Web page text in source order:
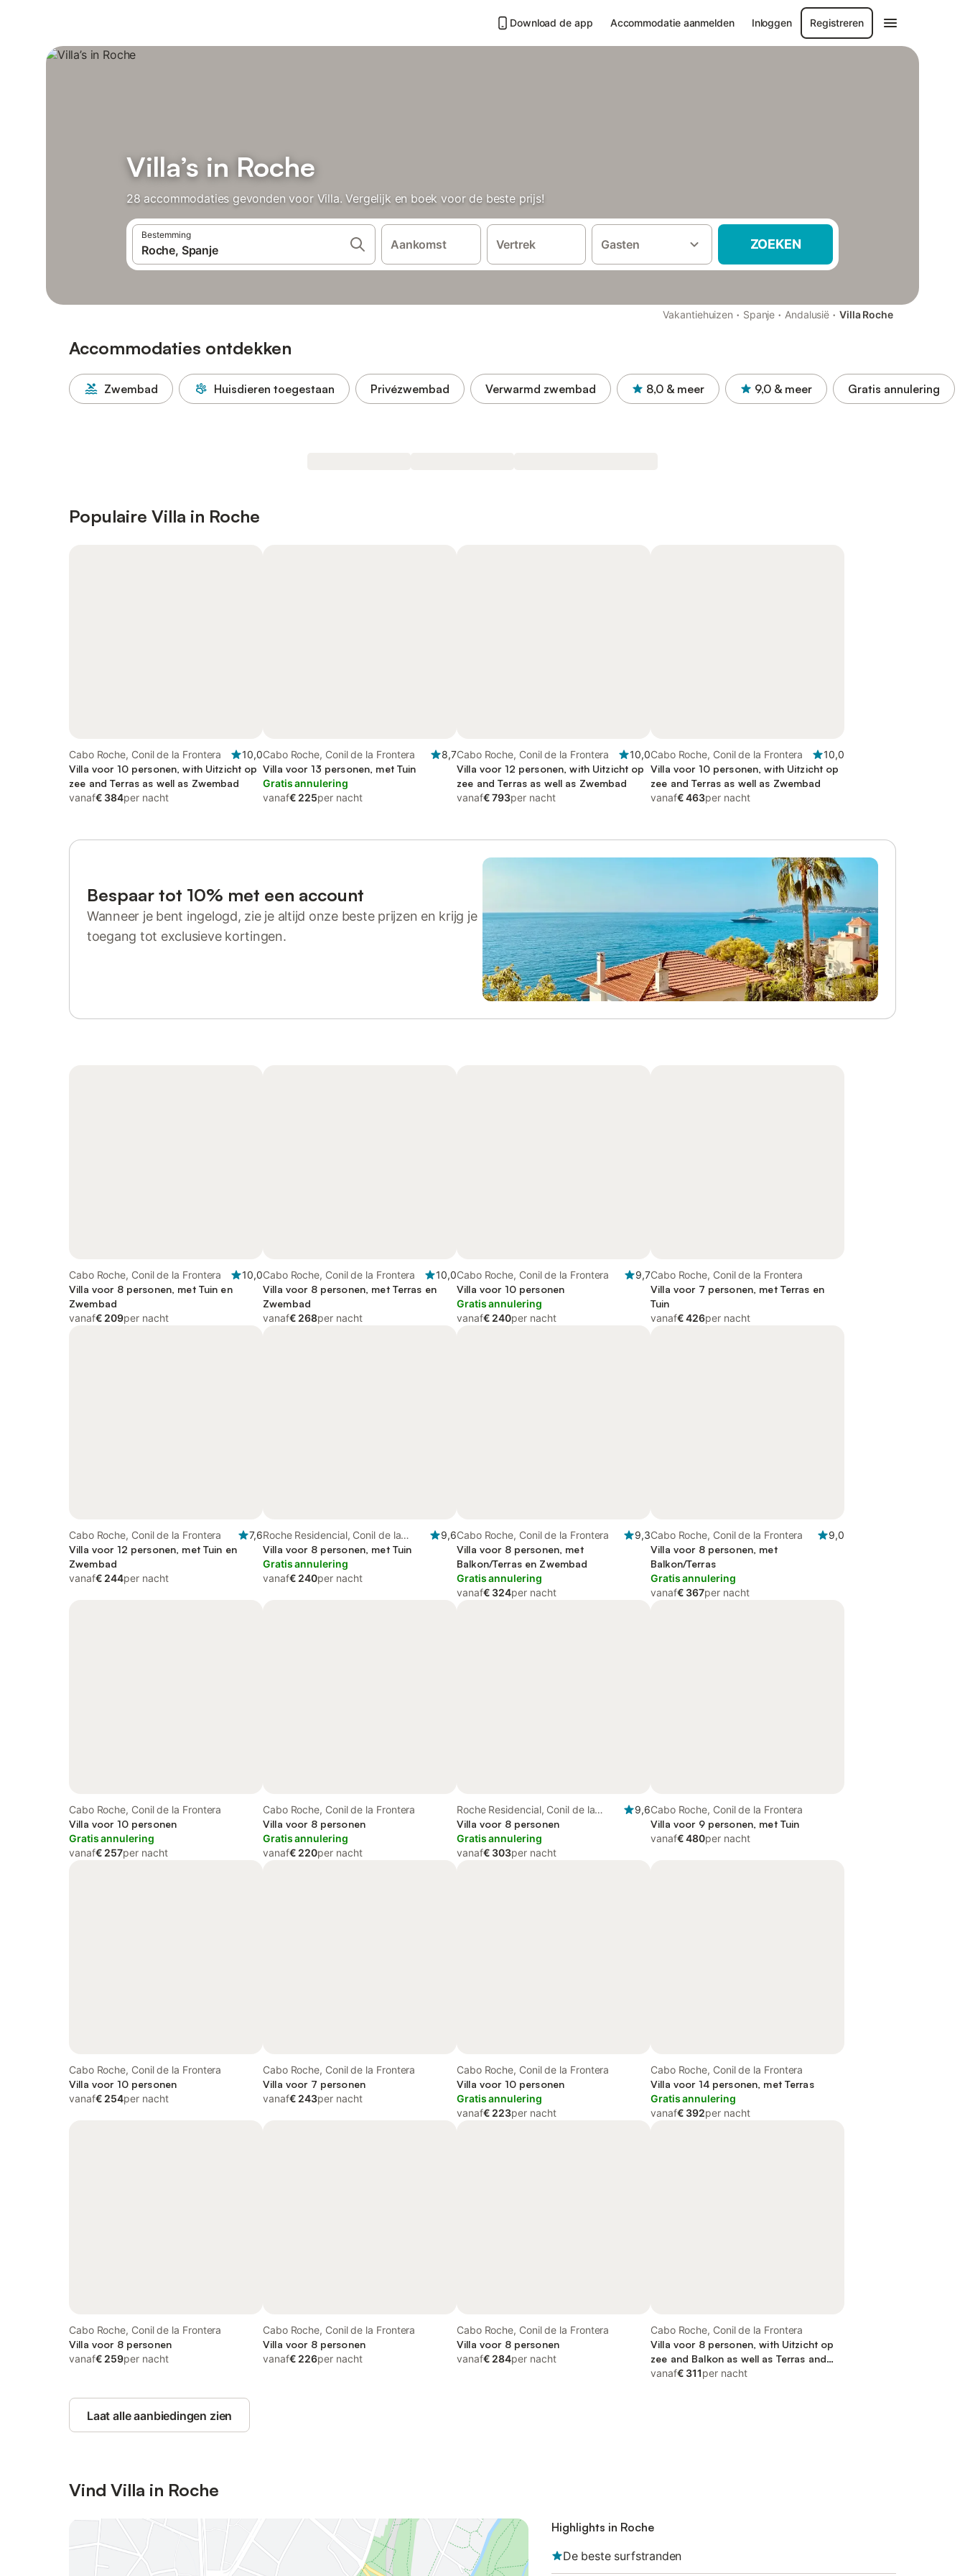
Download de app Accommodatie aanmelden Inloggen Registreren
Villa’s in Roche
28 accommodaties gevonden voor Villa. Vergelijk en boek voor de beste prijs!
Bestemming
Aankomst Vertrek Gasten ZOEKEN
Vakantiehuizen · Spanje · Andalusië · Villa Roche
Accommodaties ontdekken
Zwembad Huisdieren toegestaan Privézwembad Verwarmd zwembad 8,0 & meer 9,0 & meer Gratis annulering
Populaire Villa in Roche
Cabo Roche, Conil de la Frontera
10,0
Villa voor 10 personen, with Uitzicht op
zee and Terras as well as Zwembad
vanaf€ 384per nacht
Cabo Roche, Conil de la Frontera
8,7
Villa voor 13 personen, met Tuin
Gratis annulering
vanaf€ 225per nacht
Cabo Roche, Conil de la Frontera
10,0
Villa voor 12 personen, with Uitzicht op
zee and Terras as well as Zwembad
vanaf€ 793per nacht
Cabo Roche, Conil de la Frontera
10,0
Villa voor 10 personen, with Uitzicht op
zee and Terras as well as Zwembad
vanaf€ 463per nacht
Bespaar tot 10% met een account
Wanneer je bent ingelogd, zie je altijd onze beste prijzen en krijg je
toegang tot exclusieve kortingen.
Cabo Roche, Conil de la Frontera
10,0
Villa voor 8 personen, met Tuin en
Zwembad
vanaf€ 209per nacht
Cabo Roche, Conil de la Frontera
10,0
Villa voor 8 personen, met Terras en
Zwembad
vanaf€ 268per nacht
Cabo Roche, Conil de la Frontera
9,7
Villa voor 10 personen
Gratis annulering
vanaf€ 240per nacht
Cabo Roche, Conil de la Frontera
Villa voor 7 personen, met Terras en
Tuin
vanaf€ 426per nacht
Cabo Roche, Conil de la Frontera
7,6
Villa voor 12 personen, met Tuin en
Zwembad
vanaf€ 244per nacht
Roche Residencial, Conil de la
Frontera
9,6
Villa voor 8 personen, met Tuin
Gratis annulering
vanaf€ 240per nacht
Cabo Roche, Conil de la Frontera
9,3
Villa voor 8 personen, met
Balkon/Terras en Zwembad
Gratis annulering
vanaf€ 324per nacht
Cabo Roche, Conil de la Frontera
9,0
Villa voor 8 personen, met
Balkon/Terras
Gratis annulering
vanaf€ 367per nacht
Cabo Roche, Conil de la Frontera
Villa voor 10 personen
Gratis annulering
vanaf€ 257per nacht
Cabo Roche, Conil de la Frontera
Villa voor 8 personen
Gratis annulering
vanaf€ 220per nacht
Roche Residencial, Conil de la
Frontera
9,6
Villa voor 8 personen
Gratis annulering
vanaf€ 303per nacht
Cabo Roche, Conil de la Frontera
Villa voor 9 personen, met Tuin
vanaf€ 480per nacht
Cabo Roche, Conil de la Frontera
Villa voor 10 personen
vanaf€ 254per nacht
Cabo Roche, Conil de la Frontera
Villa voor 7 personen
vanaf€ 243per nacht
Cabo Roche, Conil de la Frontera
Villa voor 10 personen
Gratis annulering
vanaf€ 223per nacht
Cabo Roche, Conil de la Frontera
Villa voor 14 personen, met Terras
Gratis annulering
vanaf€ 392per nacht
Cabo Roche, Conil de la Frontera
Villa voor 8 personen
vanaf€ 259per nacht
Cabo Roche, Conil de la Frontera
Villa voor 8 personen
vanaf€ 226per nacht
Cabo Roche, Conil de la Frontera
Villa voor 8 personen
vanaf€ 284per nacht
Cabo Roche, Conil de la Frontera
Villa voor 8 personen, with Uitzicht op
zee and Balkon as well as Terras and
Zwembad
vanaf€ 311per nacht
Laat alle aanbiedingen zien
Vind Villa in Roche
Highlights in Roche
De beste surfstranden